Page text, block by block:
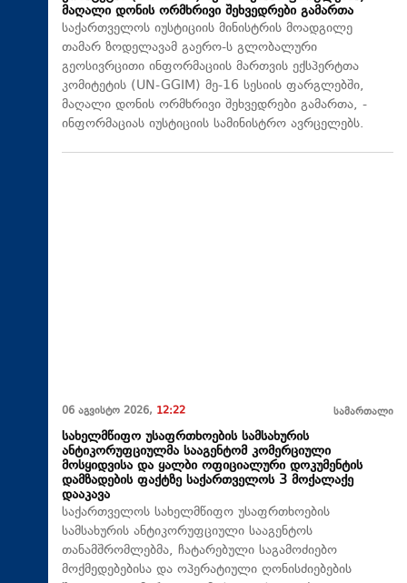
მაღალი დონის ორმხრივი შეხვედრები გამართა
საქართველოს იუსტიციის მინისტრის მოადგილე
თამარ ზოდელავამ გაერო-ს გლობალური
გეოსივრცითი ინფორმაციის მართვის ექსპერტთა
კომიტეტის (UN-GGIM) მე-16 სესიის ფარგლებში,
მაღალი დონის ორმხრივი შეხვედრები გამართა, -
ინფორმაციას იუსტიციის სამინისტრო ავრცელებს.
06 აგვისტო 2026, 12:22 სამართალი
სახელმწიფო უსაფრთხოების სამსახურის
ანტიკორუფციულმა სააგენტომ კომერციული
მოსყიდვისა და ყალბი ოფიციალური დოკუმენტის
დამზადების ფაქტზე საქართველოს 3 მოქალაქე
დააკავა
საქართველოს სახელმწიფო უსაფრთხოების
სამსახურის ანტიკორუფციული სააგენტოს
თანამშრომლებმა, ჩატარებული საგამოძიებო
მოქმედებებისა და ოპერატიული ღონისძიებების